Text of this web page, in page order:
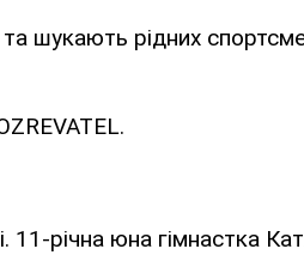
шукають рідних
річна юна гімнастка